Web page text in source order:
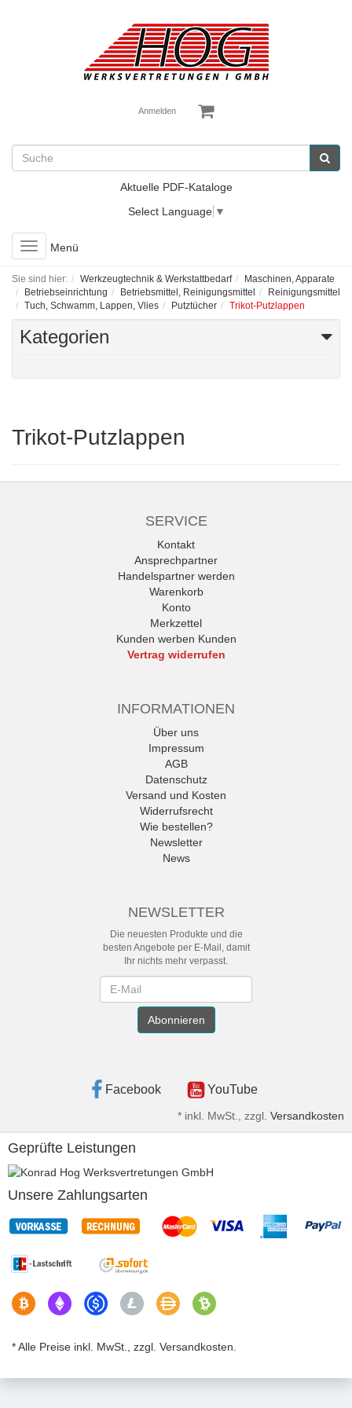
Anmelden
Aktuelle PDF-Kataloge
Select Language ▼
Toggle
navigation
Menü
Sie sind hier: Werkzeugtechnik & Werkstattbedarf
Maschinen, Apparate
Betriebseinrichtung
Betriebsmittel, Reinigungsmittel
Reinigungsmittel
Tuch, Schwamm, Lappen, Vlies
Putztücher Trikot-Putzlappen
Kategorien
Trikot-Putzlappen
SERVICE
Kontakt
Ansprechpartner
Handelspartner werden
Warenkorb
Konto
Merkzettel
Kunden werben Kunden
Vertrag widerrufen
INFORMATIONEN
Über uns
Impressum
AGB
Datenschutz
Versand und Kosten
Widerrufsrecht
Wie bestellen?
Newsletter
News
NEWSLETTER
Die neuesten Produkte und die
besten Angebote per E-Mail, damit
Ihr nichts mehr verpasst.
Abonnieren
Facebook YouTube
* inkl. MwSt., zzgl. Versandkosten
Geprüfte Leistungen
Unsere Zahlungsarten
* Alle Preise inkl. MwSt., zzgl. Versandkosten.